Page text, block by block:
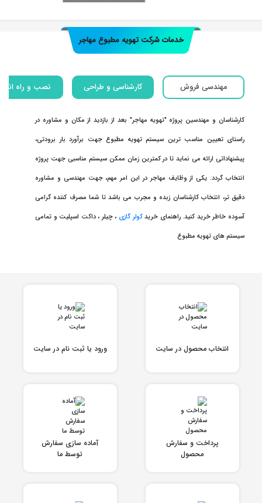
خدمات شرکت تهويه مطبوع مهاجر
مهندسی فروش کارشناسی و طراحی نصب و راه
کارشناسان و مهندسین پروژه "تهویه مهاجر" بعد از بازدید از مکان و مشاوره در
راستای تعیین مناسب ترین سیستم تهویه مطبوع جهت برآورد بار برودتی،
پیشنهاداتی ارائه می نماید تا در کمترین زمان ممکن سیستم مناسبی جهت پروژه
انتخاب گردد. یکی از وظایف مهاجر در این امر مهم، جهت مهندسی و مشاوره
دقیق تر، انتخاب کارشناسان زبده و مجرب می باشد تا شما مصرف کننده گرامی
آسوده خاطر خرید کنید. راهنمای خریدکولر گازی ، چیلر ، داکت اسپلیت و تمامی
سیستم های تهویه مطبوع
انتخاب محصول در سایت ورود یا ثبت نام در سایت
پرداخت و سفارش
محصول
آماده سازی سفارش
توسط ما